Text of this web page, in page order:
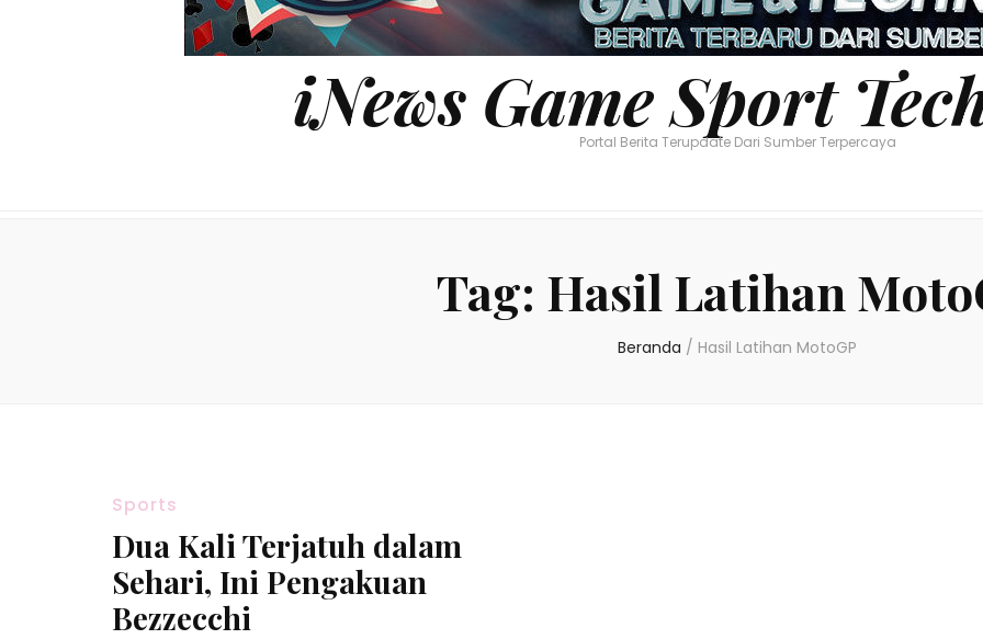
iNews Game Sport
Portal Berita Terupdate Dari Sumber Terpercaya
Tag: Hasil Latihan
Beranda / Hasil Latihan MotoGP
Sports
Dua Kali Terjatuh dalam
Sehari, Ini Pengakuan
Bezzecchi